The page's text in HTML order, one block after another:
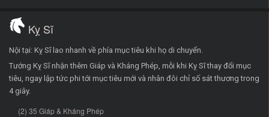
Kỵ Sĩ
Nội tại: Kỵ Sĩ lao nhanh về phía mục tiêu khi họ di chuyển.
Tướng Kỵ Sĩ nhận thêm Giáp và Kháng Phép, mỗi khi Kỵ Sĩ thay đổi mục
tiêu, ngay lập tức phi tới mục tiêu mới và nhân đôi chỉ số sát thương trong
4 giây.
(2) 35 Giáp & Kháng Phép